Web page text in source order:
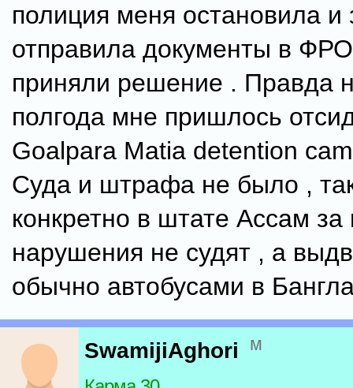
полиция меня остановила
отправила документы в
приняли решение . Правда
полгода мне пришлось
Goalpara Matia detention
Суда и штрафа не было ,
конкретно в штате Ассам за
нарушения не судят , а
обычно автобусами в
SwamijiAghori м